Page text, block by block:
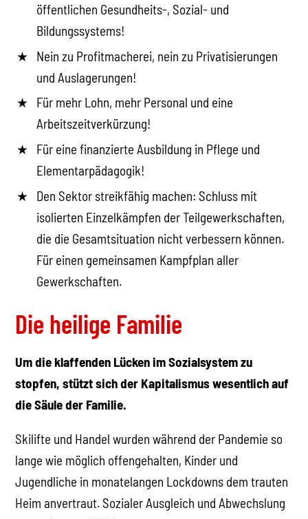
öffentlichen Gesundheits-, Sozial- und
Bildungssystems!
Nein zu Profitmacherei, nein zu Privatisierungen
und Auslagerungen!
Für mehr Lohn, mehr Personal und eine
Arbeitszeitverkürzung!
Für eine finanzierte Ausbildung in Pflege und
Elementarpädagogik!
Den Sektor streikfähig machen: Schluss mit
isolierten Einzelkämpfen der Teilgewerkschaften,
die die Gesamtsituation nicht verbessern können.
Für einen gemeinsamen Kampfplan aller
Gewerkschaften.
Die heilige Familie
Um die klaffenden Lücken im Sozialsystem zu
stopfen, stützt sich der Kapitalismus wesentlich auf
die Säule der Familie.
Skilifte und Handel wurden während der Pandemie so
lange wie möglich offengehalten, Kinder und
Jugendliche in monatelangen Lockdowns dem trauten
Heim anvertraut. Sozialer Ausgleich und Abwechslung